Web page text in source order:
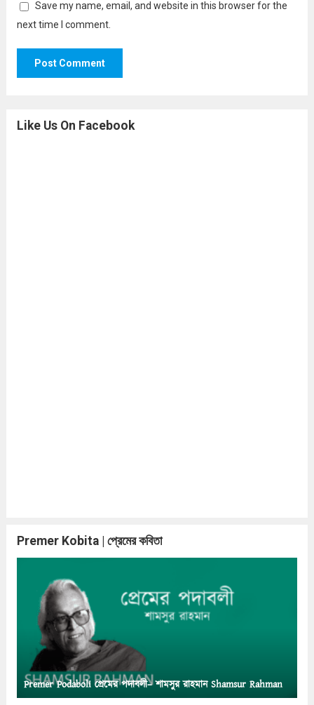
Save my name, email, and website in this browser for the
next time I comment.
Like Us On Facebook
Premer Kobita | প্রেমের কবিতা
Premer Podaboli প্রেমের পদাবলী– শামসুর রাহমান Shamsur Rahman